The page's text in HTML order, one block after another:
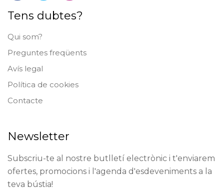
Tens dubtes?
Qui som?
Preguntes freqüents
Avís legal
Política de cookies
Contacte
Newsletter
Subscriu-te al nostre butlletí electrònic i t'enviarem
ofertes, promocions i l'agenda d'esdeveniments a la
teva bústia!